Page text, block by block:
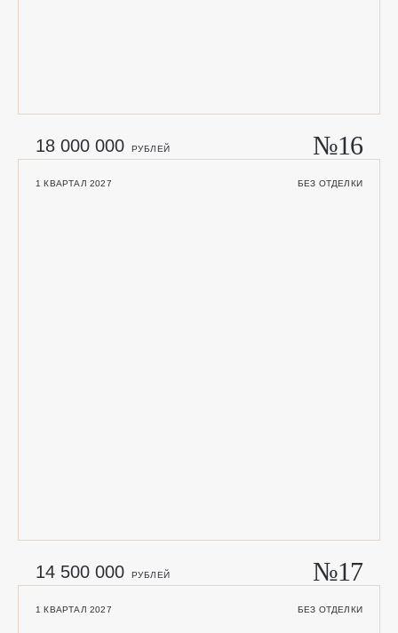
18 000 000 РУБЛЕЙ №16
14 500 000 РУБЛЕЙ №17
1 КВАРТАЛ 2027 БЕЗ ОТДЕЛКИ
1 КВАРТАЛ 2027 БЕЗ ОТДЕЛКИ